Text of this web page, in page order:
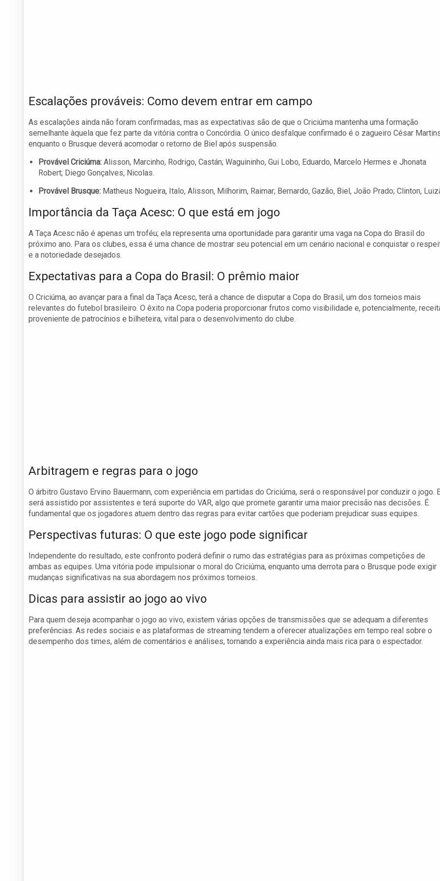
Escalações prováveis: Como devem entrar em campo
As escalações ainda não foram confirmadas, mas as expectativas são de que o Criciúma mantenha uma formação
semelhante àquela que fez parte da vitória contra o Concórdia. O único desfalque confirmado é o zagueiro César
enquanto o Brusque deverá acomodar o retorno de Biel após suspensão.
Provável Criciúma: Alisson, Marcinho, Rodrigo, Castán; Waguininho, Gui Lobo, Eduardo, Marcelo Hermes e Jhonata
Robert; Diego Gonçalves, Nicolas.
Provável Brusque: Matheus Nogueira, Italo, Alisson, Milhorim, Raimar; Bernardo, Gazão, Biel, João Prado; Clinton,
Importância da Taça Acesc: O que está em jogo
A Taça Acesc não é apenas um troféu; ela representa uma oportunidade para garantir uma vaga na Copa do Brasil do
próximo ano. Para os clubes, essa é uma chance de mostrar seu potencial em um cenário nacional e conquistar o
e a notoriedade desejados.
Expectativas para a Copa do Brasil: O prêmio maior
O Criciúma, ao avançar para a final da Taça Acesc, terá a chance de disputar a Copa do Brasil, um dos torneios mais
relevantes do futebol brasileiro. O êxito na Copa poderia proporcionar frutos como visibilidade e, potencialmente,
proveniente de patrocínios e bilheteira, vital para o desenvolvimento do clube.
Arbitragem e regras para o jogo
O árbitro Gustavo Ervino Bauermann, com experiência em partidas do Criciúma, será o responsável por conduzir o jogo.
será assistido por assistentes e terá suporte do VAR, algo que promete garantir uma maior precisão nas decisões. É
fundamental que os jogadores atuem dentro das regras para evitar cartões que poderiam prejudicar suas equipes.
Perspectivas futuras: O que este jogo pode significar
Independente do resultado, este confronto poderá definir o rumo das estratégias para as próximas competições de
ambas as equipes. Uma vitória pode impulsionar o moral do Criciúma, enquanto uma derrota para o Brusque pode exigir
mudanças significativas na sua abordagem nos próximos torneios.
Dicas para assistir ao jogo ao vivo
Para quem deseja acompanhar o jogo ao vivo, existem várias opções de transmissões que se adequam a diferentes
preferências. As redes sociais e as plataformas de streaming tendem a oferecer atualizações em tempo real sobre o
desempenho dos times, além de comentários e análises, tornando a experiência ainda mais rica para o espectador.